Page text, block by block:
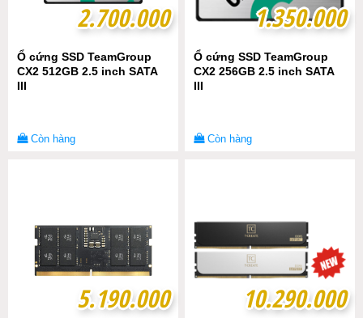
2.700.000
2.700.000
Ổ cứng SSD TeamGroup
CX2 512GB 2.5 inch SATA
III
Còn hàng
1.350.000
1.350.000
Ổ cứng SSD TeamGroup
CX2 256GB 2.5 inch SATA
III
Còn hàng
5.190.000
5.190.000 10.290.000
10.290.000